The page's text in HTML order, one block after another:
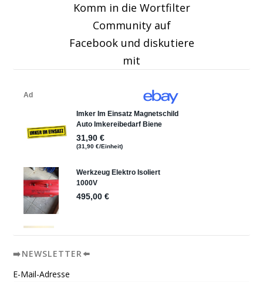
Komm in die Wortfilter
Community auf
Facebook und diskutiere
mit
➡️NEWSLETTER⬅️
E-Mail-Adresse